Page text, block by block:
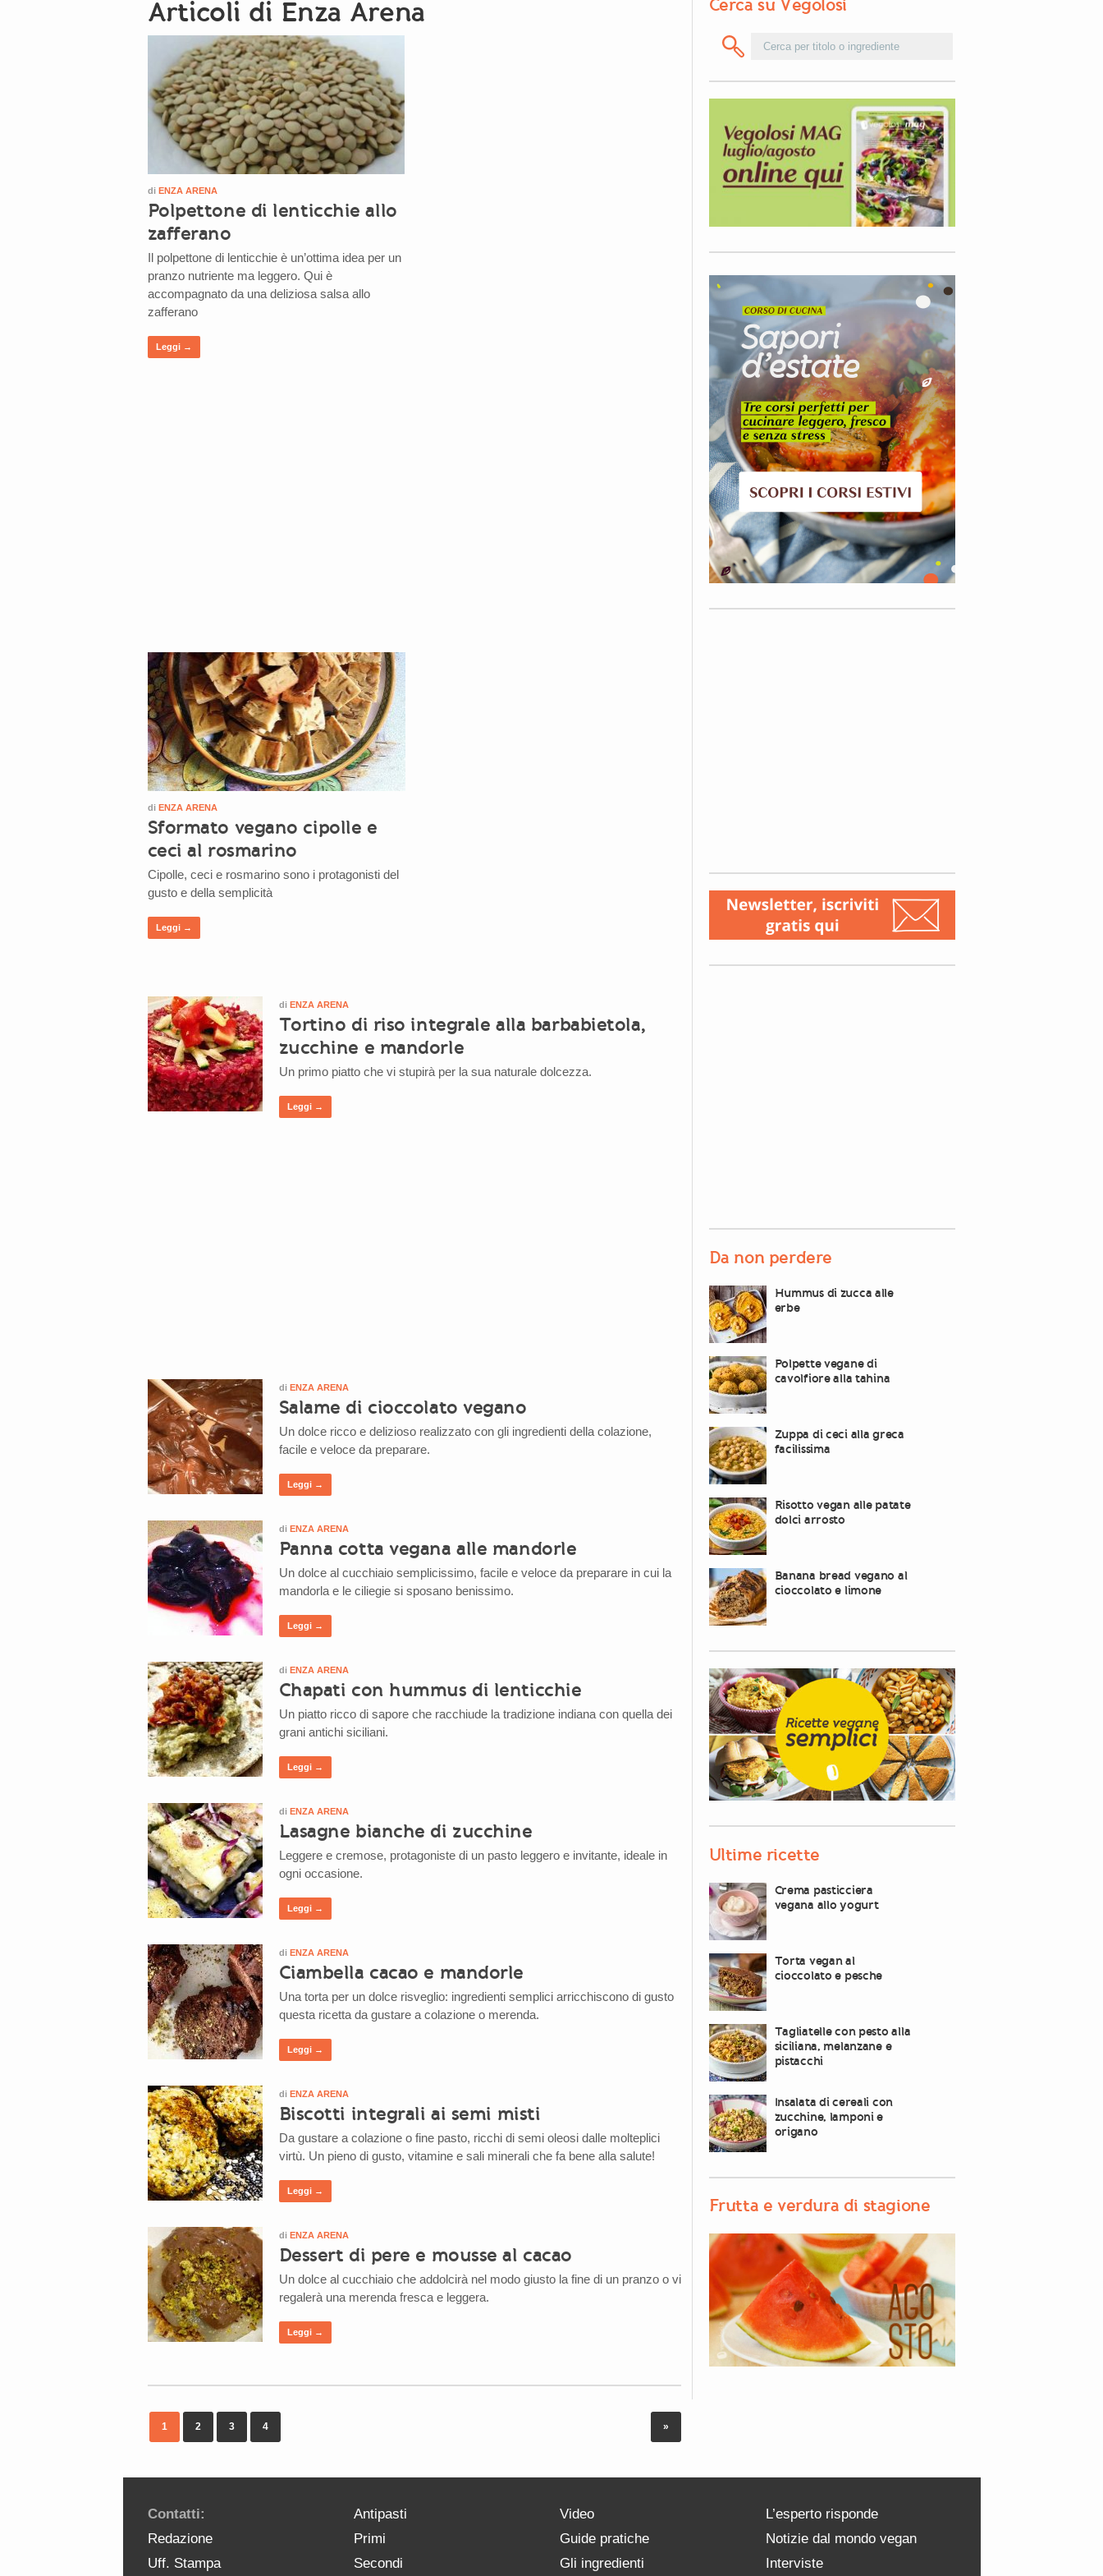
Articoli di Enza Arena
di ENZA ARENA
Polpettone di lenticchie allo
zafferano
Il polpettone di lenticchie è un’ottima idea per un
pranzo nutriente ma leggero. Qui è
accompagnato da una deliziosa salsa allo
zafferano
Leggi →
di ENZA ARENA
Sformato vegano cipolle e
ceci al rosmarino
Cipolle, ceci e rosmarino sono i protagonisti del
gusto e della semplicità
Leggi →
di ENZA ARENA
Tortino di riso integrale alla barbabietola,
zucchine e mandorle
Un primo piatto che vi stupirà per la sua naturale dolcezza.
Leggi →
di ENZA ARENA
Salame di cioccolato vegano
Un dolce ricco e delizioso realizzato con gli ingredienti della colazione,
facile e veloce da preparare.
Leggi →
di ENZA ARENA
Panna cotta vegana alle mandorle
Un dolce al cucchiaio semplicissimo, facile e veloce da preparare in cui la
mandorla e le ciliegie si sposano benissimo.
Leggi →
di ENZA ARENA
Chapati con hummus di lenticchie
Un piatto ricco di sapore che racchiude la tradizione indiana con quella dei
grani antichi siciliani.
Leggi →
di ENZA ARENA
Lasagne bianche di zucchine
Leggere e cremose, protagoniste di un pasto leggero e invitante, ideale in
ogni occasione.
Leggi →
di ENZA ARENA
Ciambella cacao e mandorle
Una torta per un dolce risveglio: ingredienti semplici arricchiscono di gusto
questa ricetta da gustare a colazione o merenda.
Leggi →
di ENZA ARENA
Biscotti integrali ai semi misti
Da gustare a colazione o fine pasto, ricchi di semi oleosi dalle molteplici
virtù. Un pieno di gusto, vitamine e sali minerali che fa bene alla salute!
Leggi →
di ENZA ARENA
Dessert di pere e mousse al cacao
Un dolce al cucchiaio che addolcirà nel modo giusto la fine di un pranzo o vi
regalerà una merenda fresca e leggera.
Leggi →
1 2 3 4 »
Cerca su Vegolosi
Da non perdere
Hummus di zucca alle
erbe
Polpette vegane di
cavolfiore alla tahina
Zuppa di ceci alla greca
facilissima
Risotto vegan alle patate
dolci arrosto
Banana bread vegano al
cioccolato e limone
Ultime ricette
Crema pasticciera
vegana allo yogurt
Torta vegan al
cioccolato e pesche
Tagliatelle con pesto alla
siciliana, melanzane e
pistacchi
Insalata di cereali con
zucchine, lamponi e
origano
Frutta e verdura di stagione
Contatti:
Redazione
Uff. Stampa
Antipasti
Primi
Secondi
Video
Guide pratiche
Gli ingredienti
L’esperto risponde
Notizie dal mondo vegan
Interviste